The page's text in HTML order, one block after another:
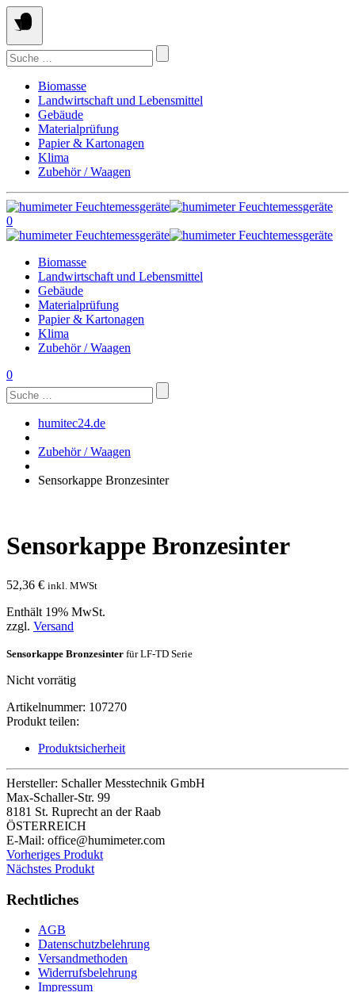
Springe
zum
Inhalt
Suchen
nach:
Biomasse
Landwirtschaft und Lebensmittel
Gebäude
Materialprüfung
Papier & Kartonagen
Klima
Zubehör / Waagen
0
Biomasse
Landwirtschaft und Lebensmittel
Gebäude
Materialprüfung
Papier & Kartonagen
Klima
Zubehör / Waagen
0
Suchen
nach:
humitec24.de
Zubehör / Waagen
Sensorkappe Bronzesinter
Sensorkappe Bronzesinter
52,36 € inkl. MWSt
Enthält 19% MwSt.
zzgl. Versand
Sensorkappe Bronzesinter für LF-TD Serie
Nicht vorrätig
Artikelnummer: 107270
Produkt teilen:
Produktsicherheit
Hersteller: Schaller Messtechnik GmbH
Max-Schaller-Str. 99
8181 St. Ruprecht an der Raab
ÖSTERREICH
E-Mail: office@humimeter.com
Vorheriges Produkt
Nächstes Produkt
Rechtliches
AGB
Datenschutzbelehrung
Versandmethoden
Widerrufsbelehrung
Impressum